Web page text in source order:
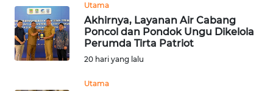
Utama
Akhirnya, Layanan Air Cabang
Poncol dan Pondok Ungu Dikelola
Perumda Tirta Patriot
20 hari yang lalu
Utama
WN
CIREBON
WN